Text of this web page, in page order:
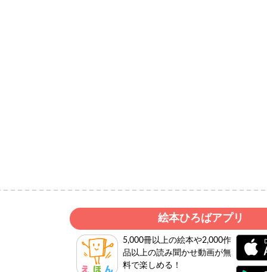
絵本ひろばアプリ
5,000冊以上の絵本や2,000作
品以上の読み聞かせ動画が無
料で楽しめる！